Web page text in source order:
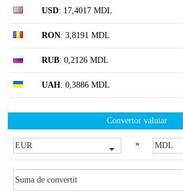
USD: 17,4017 MDL
RON: 3,8191 MDL
RUB: 0,2126 MDL
UAH: 0,3886 MDL
Convertor valutar
»